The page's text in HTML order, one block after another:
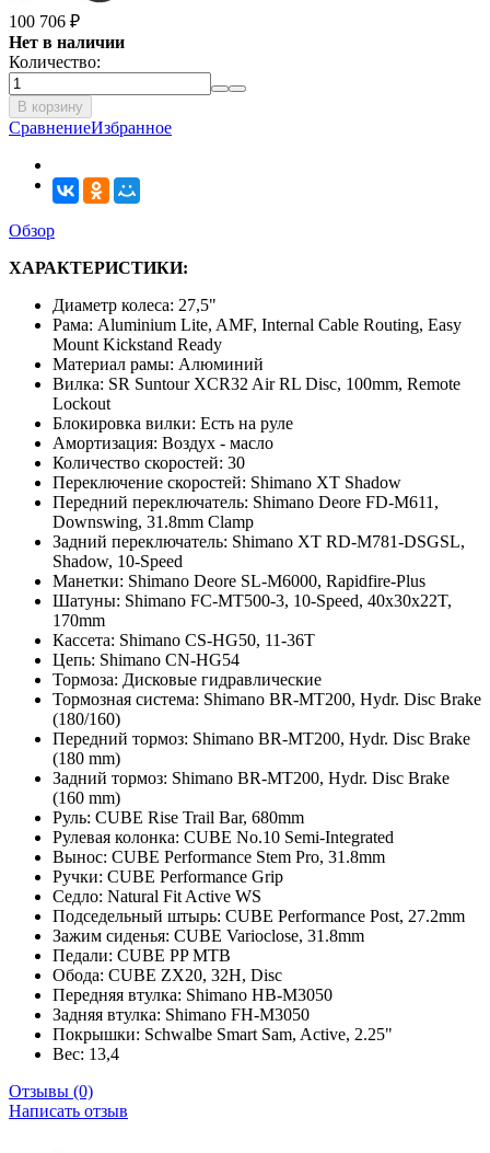
100 706 ₽
Нет в наличии
Количество:
В корзину
СравнениеИзбранное
Обзор
ХАРАКТЕРИСТИКИ:
Диаметр колеса: 27,5"
Рама: Aluminium Lite, AMF, Internal Cable Routing, Easy
Mount Kickstand Ready
Материал рамы: Алюминий
Вилка: SR Suntour XCR32 Air RL Disc, 100mm, Remote
Lockout
Блокировка вилки: Есть на руле
Амортизация: Воздух - масло
Количество скоростей: 30
Переключение скоростей: Shimano XT Shadow
Передний переключатель: Shimano Deore FD-M611,
Downswing, 31.8mm Clamp
Задний переключатель: Shimano XT RD-M781-DSGSL,
Shadow, 10-Speed
Манетки: Shimano Deore SL-M6000, Rapidfire-Plus
Шатуны: Shimano FC-MT500-3, 10-Speed, 40x30x22T,
170mm
Кассета: Shimano CS-HG50, 11-36T
Цепь: Shimano CN-HG54
Тормоза: Дисковые гидравлические
Тормозная система: Shimano BR-MT200, Hydr. Disc Brake
(180/160)
Передний тормоз: Shimano BR-MT200, Hydr. Disc Brake
(180 mm)
Задний тормоз: Shimano BR-MT200, Hydr. Disc Brake
(160 mm)
Руль: CUBE Rise Trail Bar, 680mm
Рулевая колонка: CUBE No.10 Semi-Integrated
Вынос: CUBE Performance Stem Pro, 31.8mm
Ручки: CUBE Performance Grip
Седло: Natural Fit Active WS
Подседельный штырь: CUBE Performance Post, 27.2mm
Зажим сиденья: CUBE Varioclose, 31.8mm
Педали: CUBE PP MTB
Обода: CUBE ZX20, 32H, Disc
Передняя втулка: Shimano HB-M3050
Задняя втулка: Shimano FH-M3050
Покрышки: Schwalbe Smart Sam, Active, 2.25"
Вес: 13,4
Отзывы (0)
Написать отзыв